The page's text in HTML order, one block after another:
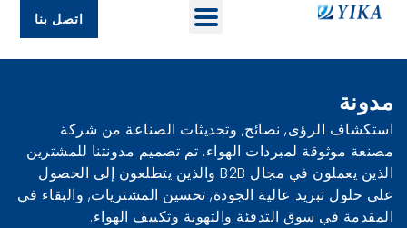
اتصل بنا
مدونة
استكشاف الرؤى, نصائح, وتحديثات الصناعة من شركة
مصنعة موثوقة لمبردات الهواء. تم تصميم مدونتنا للمشترين
الذين يعملون في مجال B2B والذين يتطلعون إلى الحصول
على حلول تبريد عالية الجودة, تحسين المشتريات, والبقاء في
المقدمة في سوق التدفئة والتهوية وتكييف الهواء.